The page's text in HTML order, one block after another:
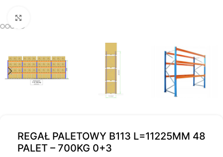
REGAŁ PALETOWY B113 L=11225MM 48
PALET – 700KG 0+3